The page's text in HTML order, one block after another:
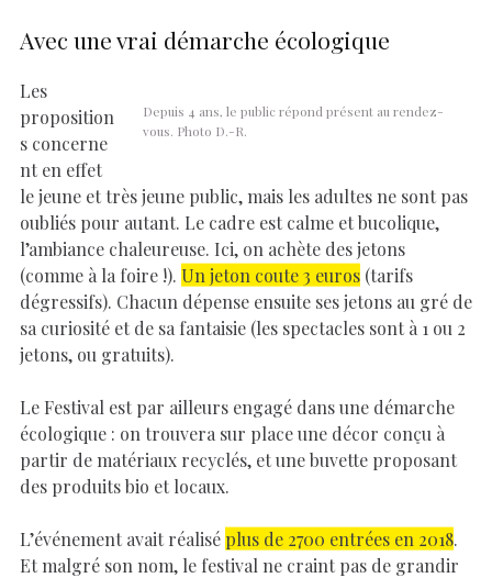
Avec une vrai démarche écologique
Depuis 4 ans, le public répond présent au rendez-
vous. Photo D.-R.
Les
proposition
s concerne
nt en effet
le jeune et très jeune public, mais les adultes ne sont pas
oubliés pour autant. Le cadre est calme et bucolique,
l’ambiance chaleureuse. Ici, on achète des jetons
(comme à la foire !). Un jeton coute 3 euros (tarifs
dégressifs). Chacun dépense ensuite ses jetons au gré de
sa curiosité et de sa fantaisie (les spectacles sont à 1 ou 2
jetons, ou gratuits).
Le Festival est par ailleurs engagé dans une démarche
écologique : on trouvera sur place une décor conçu à
partir de matériaux recyclés, et une buvette proposant
des produits bio et locaux.
L’événement avait réalisé plus de 2700 entrées en 2018.
Et malgré son nom, le festival ne craint pas de grandir